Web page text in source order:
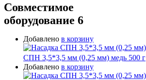
Совместимое
оборудование 6
Добавлено в корзину
СПН 3,5*3,5 мм (0,25 мм) медь 500 г
Добавлено в корзину